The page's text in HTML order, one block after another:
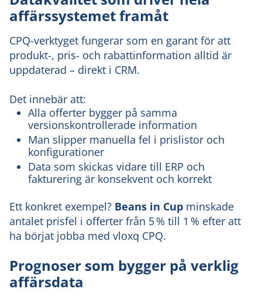
affärssystemet framåt
CPQ-verktyget fungerar som en garant för att
produkt-, pris- och rabattinformation alltid är
uppdaterad – direkt i CRM.
Det innebär att:
Alla offerter bygger på samma
versionskontrollerade information
Man slipper manuella fel i prislistor och
konfigurationer
Data som skickas vidare till ERP och
fakturering är konsekvent och korrekt
Ett konkret exempel? Beans in Cup minskade
antalet prisfel i offerter från 5 % till 1 % efter att
ha börjat jobba med vloxq CPQ.
Prognoser som bygger på verklig
affärsdata